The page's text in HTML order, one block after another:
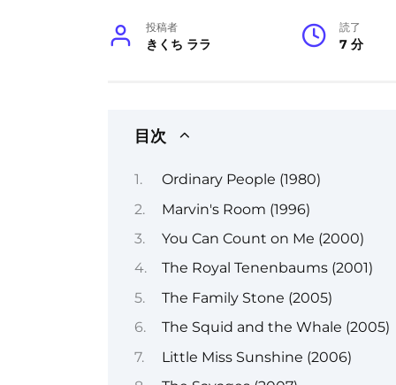
投稿者
きくち ララ
読了
7 分
目次
Ordinary People (1980)
Marvin's Room (1996)
You Can Count on Me (2000)
The Royal Tenenbaums (2001)
The Family Stone (2005)
The Squid and the Whale (2005)
Little Miss Sunshine (2006)